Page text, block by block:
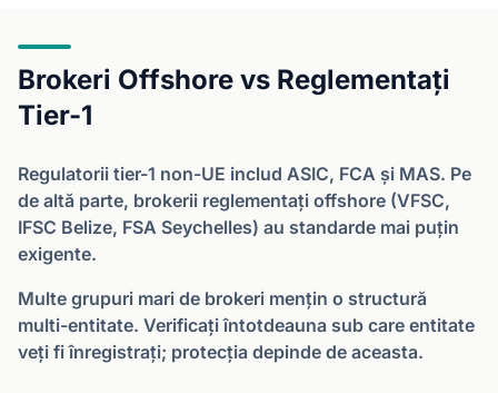
Brokeri Offshore vs Reglementați
Tier-1
Regulatorii tier-1 non-UE includ ASIC, FCA și MAS. Pe
de altă parte, brokerii reglementați offshore (VFSC,
IFSC Belize, FSA Seychelles) au standarde mai puțin
exigente.
Multe grupuri mari de brokeri mențin o structură
multi-entitate. Verificați întotdeauna sub care entitate
veți fi înregistrați; protecția depinde de aceasta.